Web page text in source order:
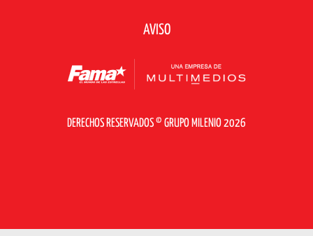
AVISO
DERECHOS RESERVADOS © GRUPO MILENIO 2026